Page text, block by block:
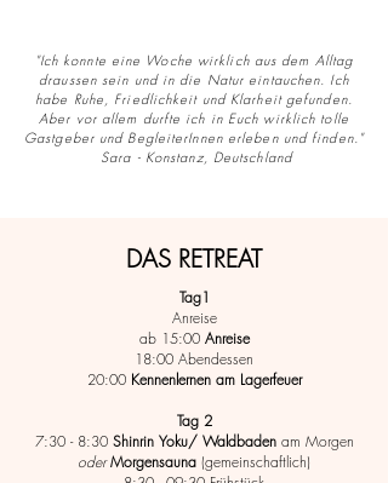
"Ich konnte eine Woche wirklich aus dem Alltag
draussen sein und in die Natur eintauchen. Ich
habe Ruhe, Friedlichkeit und Klarheit gefunden.
Aber vor allem durfte ich in Euch wirklich tolle
Gastgeber und BegleiterInnen erleben und finden."
Sara - Konstanz, Deutschland
DAS RETREAT
Tag1
Anreise
ab 15:00 Anreise
18:00 Abendessen
20:00 Kennenlernen am Lagerfeuer
Tag 2
7:30 - 8:30 Shinrin Yoku/ Waldbadenam Morgen
oder Morgensauna (gemeinschaftlich)